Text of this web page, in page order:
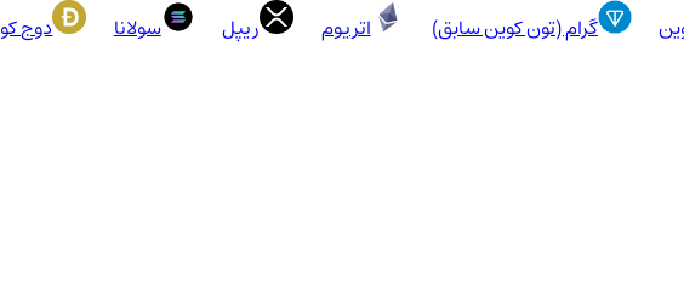
گرام (تون کوین سابق) اتریوم ریپل سولانا دوج